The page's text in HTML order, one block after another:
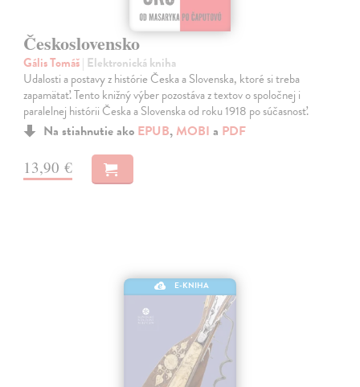
Československo
Gális Tomáš| Elektronická kniha
Udalosti a postavy z histórie Česka a Slovenska, ktoré si treba
zapamätať. Tento knižný výber pozostáva z textov o spoločnej i
paralelnej histórii Česka a Slovenska od roku 1918 po súčasnosť.
Na stiahnutie ako EPUB, MOBI a PDF
13,90 €
E-KNIHA